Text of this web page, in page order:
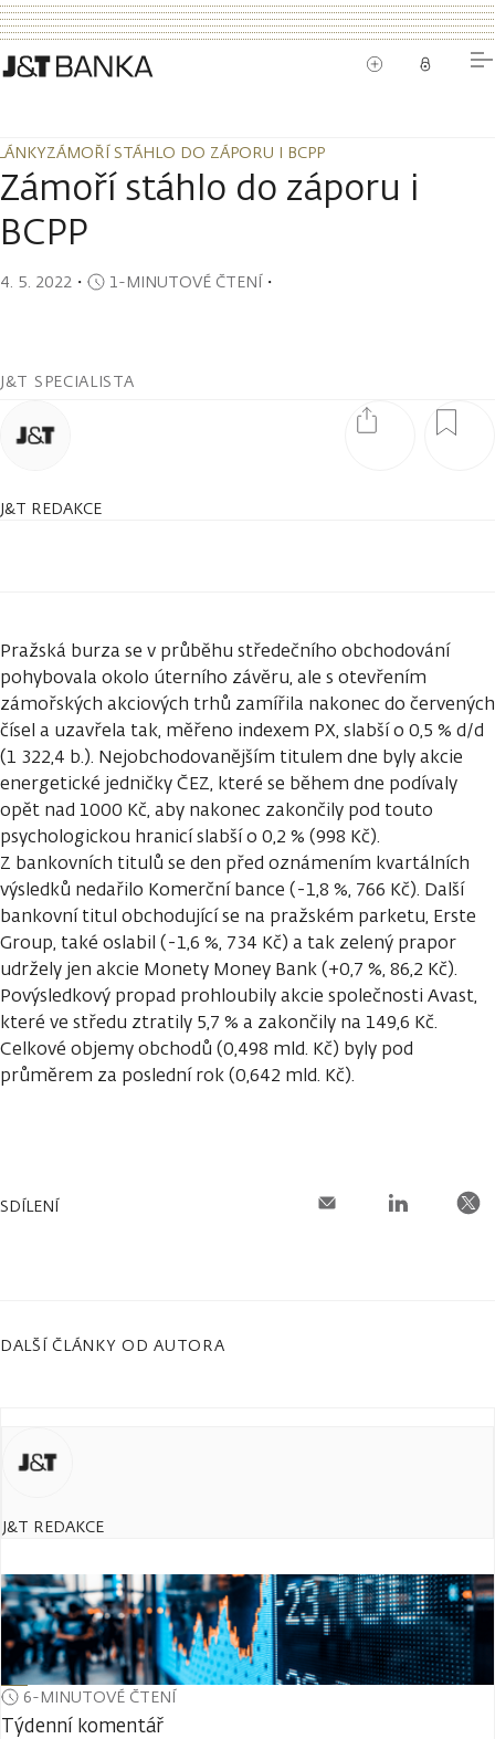
ZÁMOŘÍ STÁHLO DO ZÁPORU I BCPP
ZÁMOŘÍ STÁHLO DO ZÁPORU I BCPP
Zámoří stáhlo do záporu i
BCPP
4. 5. 2022 ・ 1-MINUTOVÉ ČTENÍ・
J&T SPECIALISTA
J&T REDAKCE
Pražská burza se v průběhu středečního obchodování
pohybovala okolo úterního závěru, ale s otevřením
zámořských akciových trhů zamířila nakonec do červených
čísel a uzavřela tak, měřeno indexem PX, slabší o 0,5 % d/d
(1 322,4 b.). Nejobchodovanějším titulem dne byly akcie
energetické jedničky ČEZ, které se během dne podívaly
opět nad 1000 Kč, aby nakonec zakončily pod touto
psychologickou hranicí slabší o 0,2 % (998 Kč).
Z bankovních titulů se den před oznámením kvartálních
výsledků nedařilo Komerční bance (-1,8 %, 766 Kč). Další
bankovní titul obchodující se na pražském parketu, Erste
Group, také oslabil (-1,6 %, 734 Kč) a tak zelený prapor
udržely jen akcie Monety Money Bank (+0,7 %, 86,2 Kč).
Povýsledkový propad prohloubily akcie společnosti Avast,
které ve středu ztratily 5,7 % a zakončily na 149,6 Kč.
Celkové objemy obchodů (0,498 mld. Kč) byly pod
průměrem za poslední rok (0,642 mld. Kč).
SDÍLENÍ
DALŠÍ ČLÁNKY OD AUTORA
J&T REDAKCE
6-MINUTOVÉ ČTENÍ
Týdenní komentář